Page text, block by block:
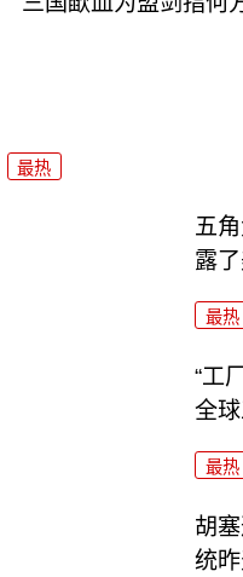
最热
五
露
最热
“工
全
最热
胡
统